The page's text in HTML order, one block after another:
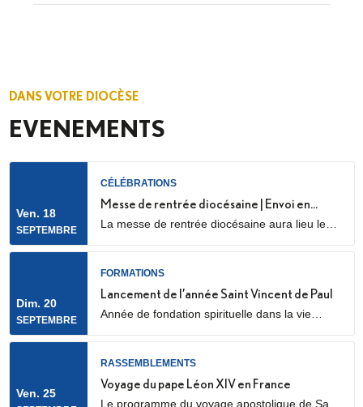
DANS VOTRE DIOCÈSE
EVENEMENTS
Ven. 18
SEPTEMBRE
CÉLÉBRATIONS
Messe de rentrée diocésaine | Envoi en
mission des LME
La messe de rentrée diocésaine aura lieu le
(28 Rue de l’Église, 92000 Nanterre) Elle sera
marquée par l’envoi en mission des Laïcs en
en mission ecclésiale ? Les Laïcs en...
Dim. 20
SEPTEMBRE
FORMATIONS
Lancement de l’année Saint Vincent de Paul
Année de fondation spirituelle dans la vie
biblique, accompagnement spirituel, service
auprès des plus pauvres ou des plus jeunes,
vie fraternelle.
Ven. 25
RASSEMBLEMENTS
Voyage du pape Léon XIV en France
Le programme du voyage apostolique de Sa